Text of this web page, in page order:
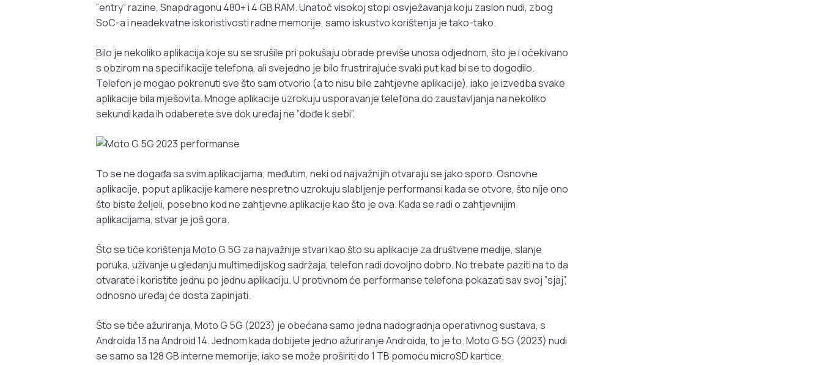
”entry” razine, Snapdragonu 480+ i 4 GB RAM. Unatoč visokoj stopi osvježavanja koju zaslon nudi, zbog
SoC-a i neadekvatne iskoristivosti radne memorije, samo iskustvo korištenja je tako-tako.
Bilo je nekoliko aplikacija koje su se srušile pri pokušaju obrade previše unosa odjednom, što je i očekivano
s obzirom na specifikacije telefona, ali svejedno je bilo frustrirajuće svaki put kad bi se to dogodilo.
Telefon je mogao pokrenuti sve što sam otvorio (a to nisu bile zahtjevne aplikacije), iako je izvedba svake
aplikacije bila mješovita. Mnoge aplikacije uzrokuju usporavanje telefona do zaustavljanja na nekoliko
sekundi kada ih odaberete sve dok uređaj ne ”dođe k sebi”.
To se ne događa sa svim aplikacijama; međutim, neki od najvažnijih otvaraju se jako sporo. Osnovne
aplikacije, poput aplikacije kamere nespretno uzrokuju slabljenje performansi kada se otvore, što nije ono
što biste željeli, posebno kod ne zahtjevne aplikacije kao što je ova. Kada se radi o zahtjevnijim
aplikacijama, stvar je još gora.
Što se tiče korištenja Moto G 5G za najvažnije stvari kao što su aplikacije za društvene medije, slanje
poruka, uživanje u gledanju multimedijskog sadržaja, telefon radi dovoljno dobro. No trebate paziti na to da
otvarate i koristite jednu po jednu aplikaciju. U protivnom će performanse telefona pokazati sav svoj ”sjaj”,
odnosno uređaj će dosta zapinjati.
Što se tiče ažuriranja, Moto G 5G (2023) je obećana samo jedna nadogradnja operativnog sustava, s
Androida 13 na Android 14. Jednom kada dobijete jedno ažuriranje Androida, to je to. Moto G 5G (2023) nudi
se samo sa 128 GB interne memorije, iako se može proširiti do 1 TB pomoću microSD kartice.